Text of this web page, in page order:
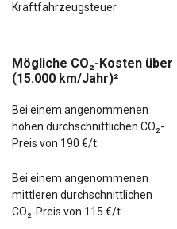
Kraftfahrzeugsteuer
Mögliche CO₂-Kosten
(15.000 km/Jahr)²
Bei einem angenommenen
hohen durchschnittlichen CO₂-
Preis von 190 €/t
Bei einem angenommenen
mittleren durchschnittlichen
CO₂-Preis von 115 €/t